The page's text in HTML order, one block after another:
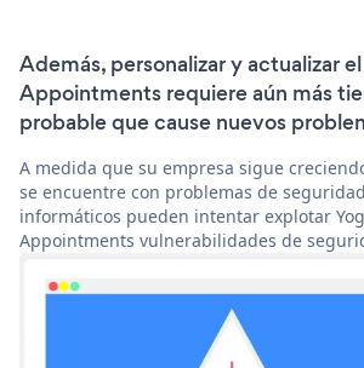
Además, personalizar y actualizar el
Appointments requiere aún más
probable que cause nuevos
A medida que su empresa sigue
se encuentre con problemas de
informáticos pueden intentar explotar
Appointments vulnerabilidades de